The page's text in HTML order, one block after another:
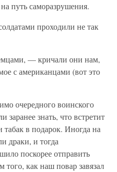
путь саморазрушения.
проходили не так
— кричали они нам,
с американцами (вот это
очередного воинского
знать, что встретит
в подарок. Иногда на
драки, и тогда
поскорее отправить
того, как наш повар завязал